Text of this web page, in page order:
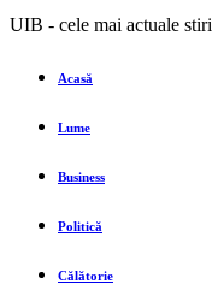
UIB - cele mai actuale stiri
Acasă
Lume
Business
Politică
Călătorie